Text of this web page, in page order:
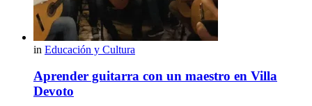
in Educación y Cultura
Aprender guitarra con un maestro en Villa
Devoto